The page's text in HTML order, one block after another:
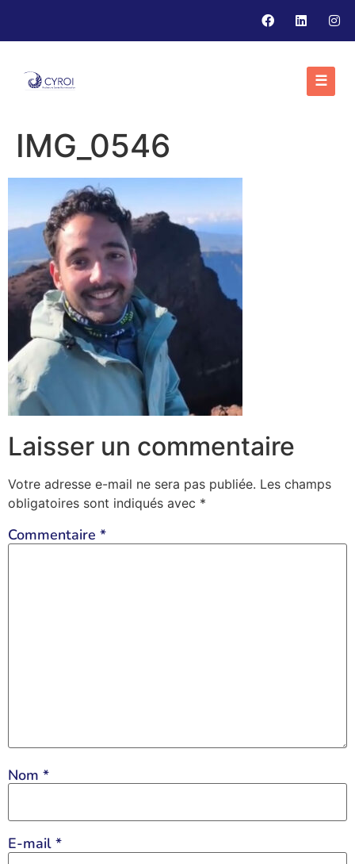
☰
IMG_0546
Laisser un commentaire
Votre adresse e-mail ne sera pas publiée. Les champs
obligatoires sont indiqués avec *
Commentaire *
Nom *
E-mail *